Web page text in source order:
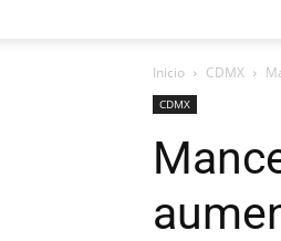
Inicio CDMX
CDMX